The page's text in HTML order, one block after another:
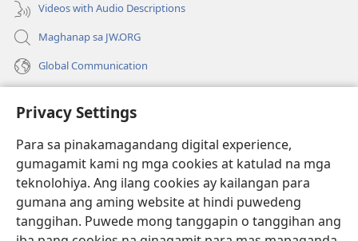
Privacy Settings
Para sa pinakamagandang digital experience,
gumagamit kami ng mga cookies at katulad na mga
teknolohiya. Ang ilang cookies ay kailangan para
gumana ang aming website at hindi puwedeng
tanggihan. Puwede mong tanggapin o tanggihan ang
Videos with Audio Descriptions
Maghanap sa JW.ORG
Global Communication
(may
na
bagong
window)
Watchtower ONLINE LIBRARY™
(may
bubukas
na
bagong
JW Hub ®
(may
bubukas